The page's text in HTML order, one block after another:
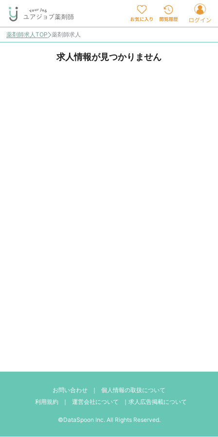
薬剤師求人TOP 薬剤師求人
求人情報が見つかりません
お問い合わせ ｜
個人情報の取扱について
利用規約
｜ 運営会社について ｜ 求人広告掲載について
©DataSpoon Inc. All Rights Reserved.